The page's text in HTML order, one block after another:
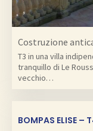
Costruzione
T3 in una villa
tranquillo di Le
vecchio…
BOMPAS ELISE –